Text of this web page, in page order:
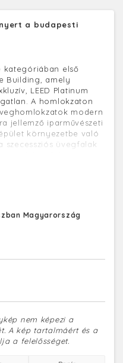
a budapesti
kategóriában első
Building, amely
LEED Platinum
A homlokzaton
modern
jellemző iparművészeti
környezetbe való
szecessziós üvegfalak
tér emlékei a X-
az Árpád kori és a
környékének utcái
őrzik. Buda
metszeten már
álló dzsámi, aminek
temploma.
Magyarország
nem képezi a
A kép tartalmáért és a
a felelősséget.